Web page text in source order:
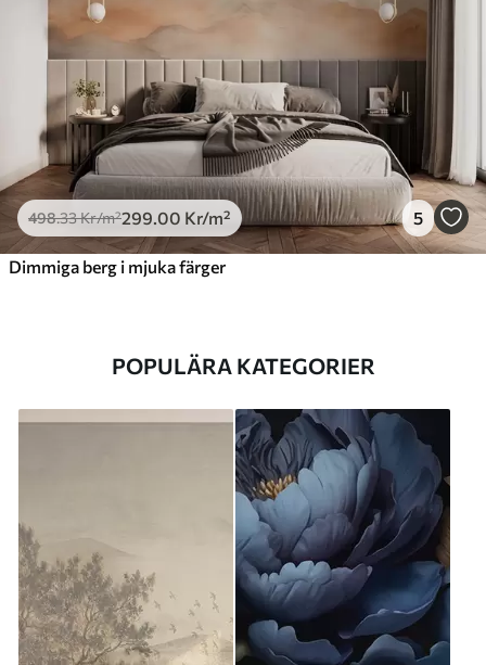
498.33Kr/m²299 .00 Kr/m² 5
Dimmiga berg i mjuka färger
POPULÄRA KATEGORIER